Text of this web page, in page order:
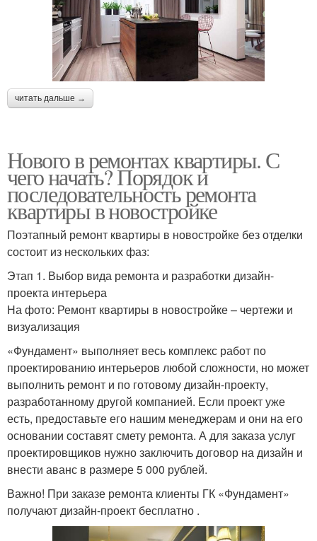
читать дальше →
Нового в ремонтах квартиры. С
чего начать? Порядок и
последовательность ремонта
квартиры в новостройке
Поэтапный ремонт квартиры в новостройке без отделки
состоит из нескольких фаз:
Этап 1. Выбор вида ремонта и разработки дизайн-
проекта интерьера
На фото: Ремонт квартиры в новостройке – чертежи и
визуализация
«Фундамент» выполняет весь комплекс работ по
проектированию интерьеров любой сложности, но может
выполнить ремонт и по готовому дизайн-проекту,
разработанному другой компанией. Если проект уже
есть, предоставьте его нашим менеджерам и они на его
основании составят смету ремонта. А для заказа услуг
проектировщиков нужно заключить договор на дизайн и
внести аванс в размере 5 000 рублей.
Важно! При заказе ремонта клиенты ГК «Фундамент»
получают дизайн-проект бесплатно .